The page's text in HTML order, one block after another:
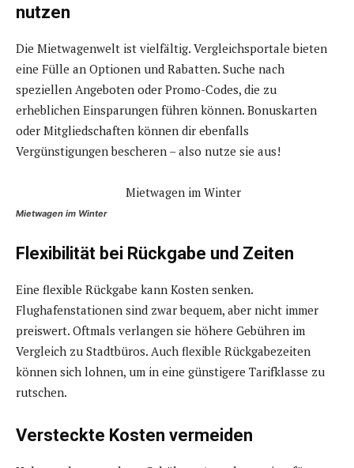
nutzen
Die Mietwagenwelt ist vielfältig. Vergleichsportale bieten
eine Fülle an Optionen und Rabatten. Suche nach
speziellen Angeboten oder Promo-Codes, die zu
erheblichen Einsparungen führen können. Bonuskarten
oder Mitgliedschaften können dir ebenfalls
Vergünstigungen bescheren – also nutze sie aus!
Mietwagen im Winter
Flexibilität bei Rückgabe und Zeiten
Eine flexible Rückgabe kann Kosten senken.
Flughafenstationen sind zwar bequem, aber nicht immer
preiswert. Oftmals verlangen sie höhere Gebühren im
Vergleich zu Stadtbüros. Auch flexible Rückgabezeiten
können sich lohnen, um in eine günstigere Tarifklasse zu
rutschen.
Versteckte Kosten vermeiden